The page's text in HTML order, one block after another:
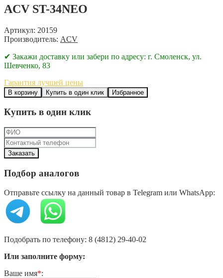
ACV ST-34NEO
Артикул: 20159
Производитель: ACV
✔ Закажи доставку или забери по адресу: г. Смоленск, ул.
Шевченко, 83
Гарантия лучшей цены
В корзину Купить в один клик Избранное
Купить в один клик
Подбор аналогов
Отправьте ссылку на данный товар в Telegram или WhatsApp:
Подобрать по телефону: 8 (4812) 29-40-02
Или заполните форму:
Ваше имя*: